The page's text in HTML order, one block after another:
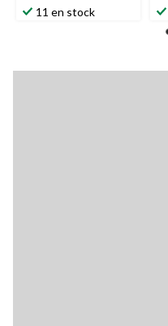
11 en stock